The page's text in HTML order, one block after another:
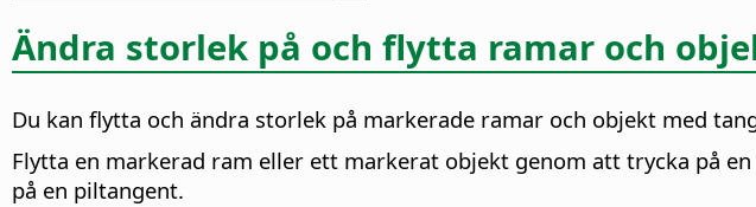
Ändra storlek på och flytta ramar och
Du kan flytta och ändra storlek på markerade ramar och objekt med
Flytta en markerad ram eller ett markerat objekt genom att trycka på
på en piltangent.